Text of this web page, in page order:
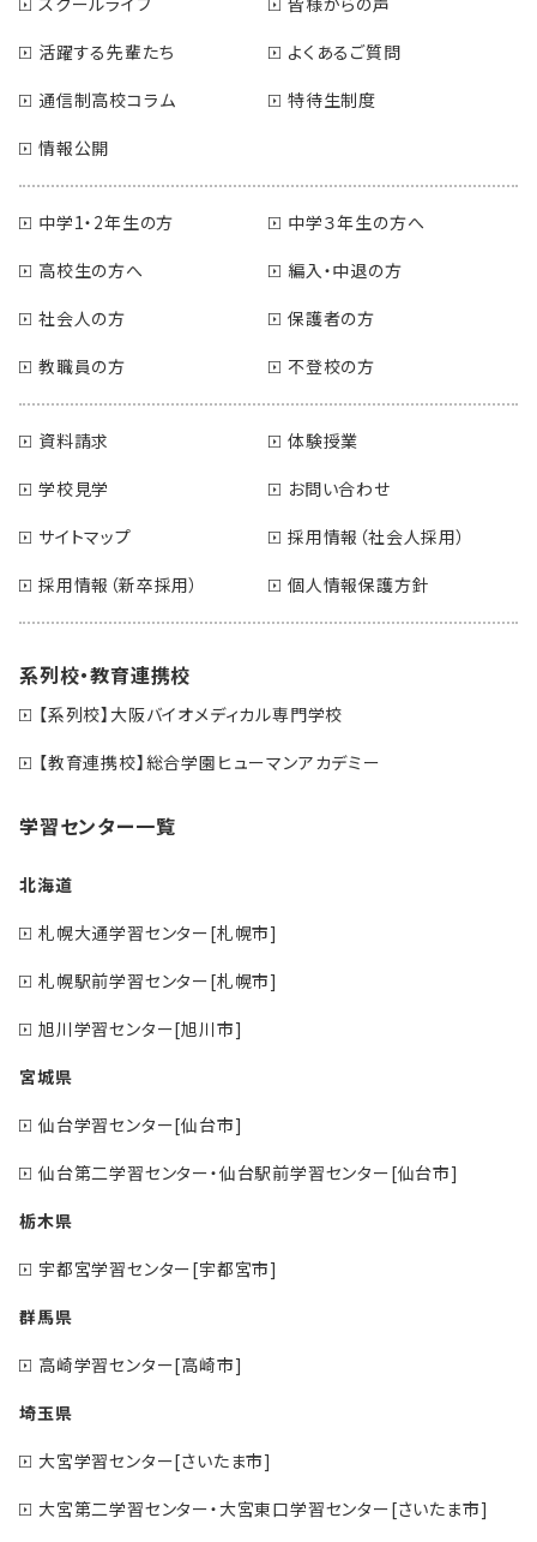
活躍する先輩たち
よくあるご質問
通信制高校コラム
特待生制度
情報公開
中学1・2年生の方
中学３年生の方へ
高校生の方へ
編入・中退の方
社会人の方
保護者の方
教職員の方
不登校の方
資料請求
体験授業
学校見学
お問い合わせ
サイトマップ
採用情報（社会人採用）
採用情報（新卒採用）
個人情報保護方針
系列校・教育連携校
【系列校】大阪バイオメディカル専門学校
【教育連携校】総合学園ヒューマンアカデミー
学習センター一覧
北海道
札幌大通学習センター[札幌市]
札幌駅前学習センター[札幌市]
旭川学習センター[旭川市]
宮城県
仙台学習センター[仙台市]
仙台第二学習センター・仙台駅前学習センター[仙台市]
栃木県
宇都宮学習センター[宇都宮市]
群馬県
高崎学習センター[高崎市]
埼玉県
大宮学習センター[さいたま市]
大宮第二学習センター・大宮東口学習センター[さいたま市]